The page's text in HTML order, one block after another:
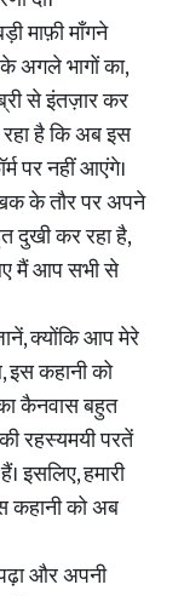
माफ़ी माँगने
अगले भागों का,
से इंतज़ार कर
है कि अब इस
पर नहीं आएंगे।
के तौर पर अपने
दुखी कर रहा है,
मैं आप सभी से
क्योंकि आप मेरे
कहानी को
कैनवास बहुत
रहस्यमयी परतें
इसलिए, हमारी
कहानी को अब
और अपनी